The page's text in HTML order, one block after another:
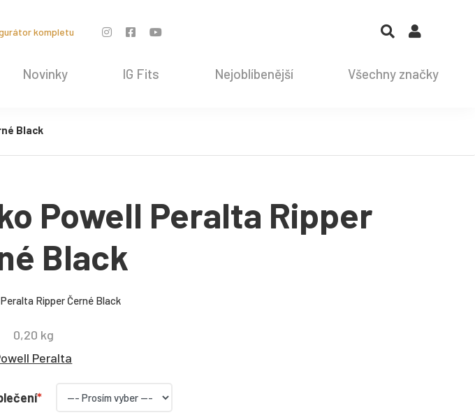
kompletu
Novinky IG Fits Nejoblíbenější Všechny značky
Black
Powell Peralta Ripper
Black
Ripper Černé Black
0,20 kg
Peralta